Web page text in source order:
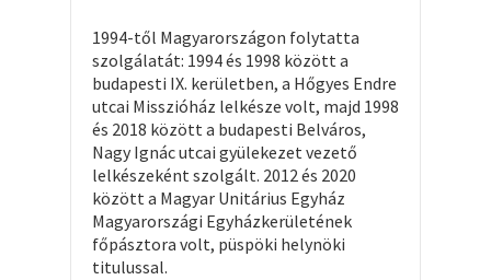
1994-től Magyarországon folytatta
szolgálatát: 1994 és 1998 között a
budapesti IX. kerületben, a Hőgyes Endre
utcai Misszióház lelkésze volt, majd 1998
és 2018 között a budapesti Belváros,
Nagy Ignác utcai gyülekezet vezető
lelkészeként szolgált. 2012 és 2020
között a Magyar Unitárius Egyház
Magyarországi Egyházkerületének
főpásztora volt, püspöki helynöki
titulussal.